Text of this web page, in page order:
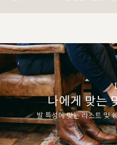
나에게 맞는
발 특성에 맞는 라스트 및